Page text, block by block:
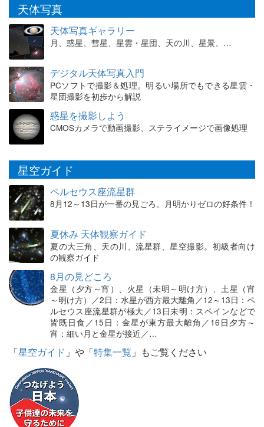
天体写真
天体写真ギャラリー
月、惑星、彗星、星雲・星団、天の川、星景、…
デジタル天体写真入門
PCソフトで撮影＆処理。明るい場所でもできる星雲・
星団撮影を初歩から解説
惑星を撮影しよう
CMOSカメラで動画撮影、ステライメージで画像処理
星空ガイド
ペルセウス座流星群
8月12～13日が一番の見ごろ。月明かりゼロの好条件！
夏休み 天体観察ガイド
夏の大三角、天の川、流星群、星空撮影。初級者向け
の観察ガイド
8月の見どころ
金星（夕方～宵）、火星（未明～明け方）、土星（宵
～明け方）／2日：水星が西方最大離角／12～13日：ペ
ルセウス座流星群が極大／13日未明：スペインなどで
皆既日食／15日：金星が東方最大離角／16日夕方～
宵：細い月と金星が接近／…
「星空ガイド 」や「特集一覧 」もご覧ください